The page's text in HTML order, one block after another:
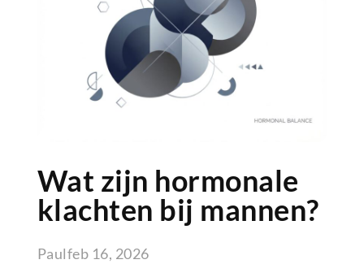
Wat zijn hormonale
klachten bij mannen?
Paulfeb 16, 2026